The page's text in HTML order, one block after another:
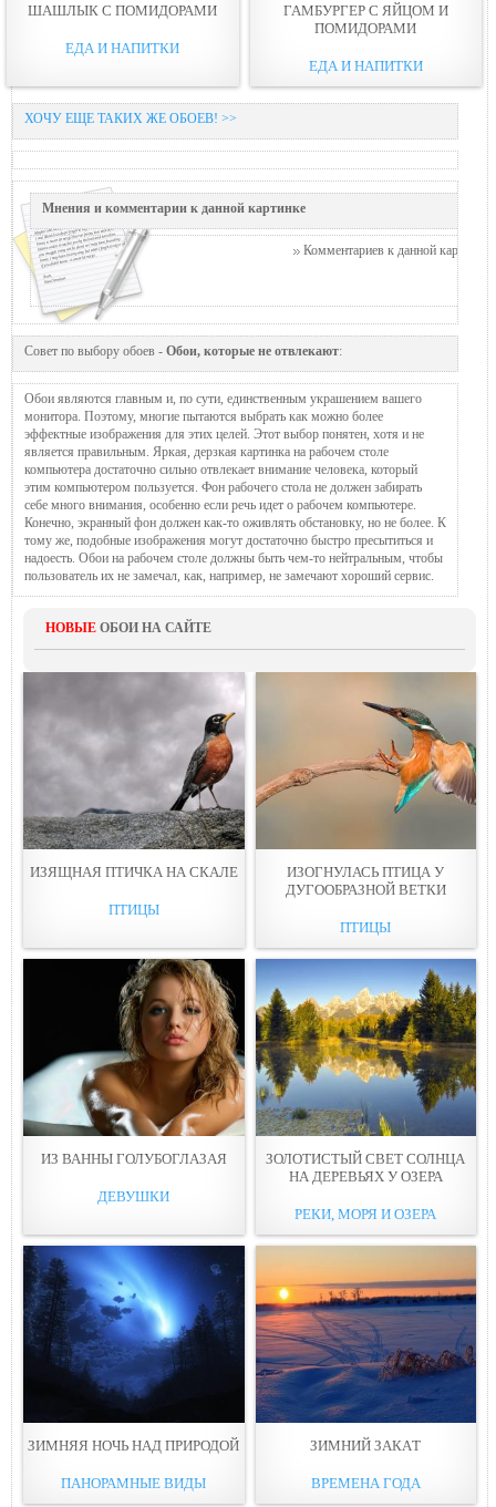
ШАШЛЫК С ПОМИДОРАМИ
ЕДА И НАПИТКИ
ГАМБУРГЕР С ЯЙЦОМ И
ПОМИДОРАМИ
ЕДА И НАПИТКИ
ХОЧУ ЕЩЕ ТАКИХ ЖЕ ОБОЕВ! >>
Мнения и комментарии к данной картинке
Комментариев к данной картинке
Совет по выбору обоев - Обои, которые не отвлекают:
Обои являются главным и, по сути, единственным украшением вашего
монитора. Поэтому, многие пытаются выбрать как можно более
эффектные изображения для этих целей. Этот выбор понятен, хотя и не
является правильным. Яркая, дерзкая картинка на рабочем столе
компьютера достаточно сильно отвлекает внимание человека, который
этим компьютером пользуется. Фон рабочего стола не должен забирать
себе много внимания, особенно если речь идет о рабочем компьютере.
Конечно, экранный фон должен как-то оживлять обстановку, но не более. К
тому же, подобные изображения могут достаточно быстро пресытиться и
надоесть. Обои на рабочем столе должны быть чем-то нейтральным, чтобы
пользователь их не замечал, как, например, не замечают хороший сервис.
НОВЫЕ ОБОИ НА САЙТЕ
ИЗЯЩНAЯ ПТИЧКА НА СКАЛЕ
ПТИЦЫ
ИЗОГНУЛАСЬ ПТИЦА У
ДУГООБРАЗНОЙ ВЕТКИ
ПТИЦЫ
ИЗ ВАННЫ ГОЛУБОГЛАЗAЯ
ДЕВУШКИ
ЗОЛОТИСТЫЙ СВЕТ СОЛНЦА
НА ДЕРЕВЬЯХ У ОЗЕРА
РЕКИ, МОРЯ И ОЗЕРА
ЗИМНЯЯ НОЧЬ НАД ПРИРОДОЙ
ПАНОРАМНЫЕ ВИДЫ
ЗИМНИЙ ЗAКAТ
ВРЕМЕНА ГОДА